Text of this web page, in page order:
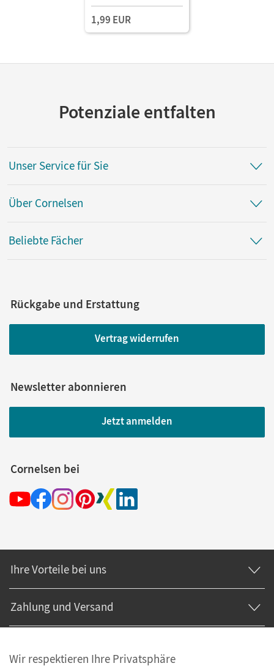
1,99 EUR
Potenziale entfalten
Unser Service für Sie
Über Cornelsen
Beliebte Fächer
Rückgabe und Erstattung
Vertrag widerrufen
Newsletter abonnieren
Jetzt anmelden
Cornelsen bei
Ihre Vorteile bei uns
Zahlung und Versand
Wir respektieren Ihre Privatsphäre